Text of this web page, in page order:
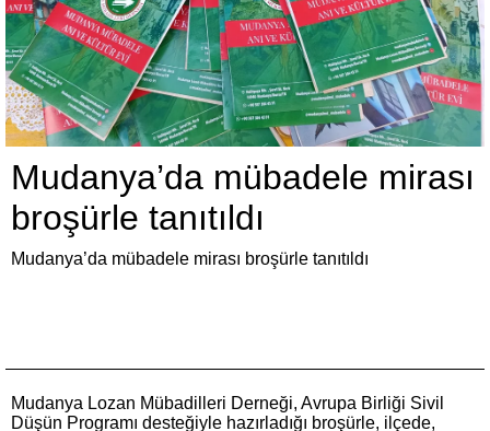
Mudanya’da mübadele mirası
broşürle tanıtıldı
Mudanya’da mübadele mirası broşürle tanıtıldı
Mudanya Lozan Mübadilleri Derneği, Avrupa Birliği Sivil
Düşün Programı desteğiyle hazırladığı broşürle, ilçede,